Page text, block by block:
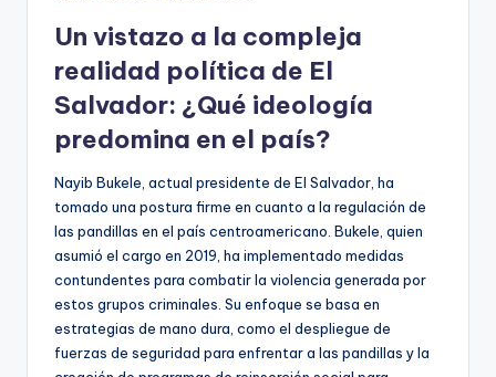
Un vistazo a la compleja
realidad política de El
Salvador: ¿Qué ideología
predomina en el país?
Nayib Bukele, actual presidente de El Salvador, ha
tomado una postura firme en cuanto a la regulación de
las pandillas en el país centroamericano. Bukele, quien
asumió el cargo en 2019, ha implementado medidas
contundentes para combatir la violencia generada por
estos grupos criminales. Su enfoque se basa en
estrategias de mano dura, como el despliegue de
fuerzas de seguridad para enfrentar a las pandillas y la